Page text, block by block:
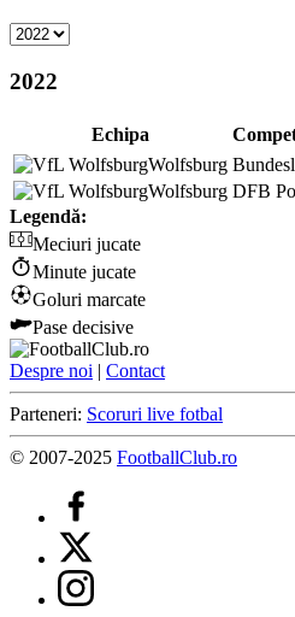
2022
Echipa
Wolfsburg
Wolfsburg DFB
Legendă:
Meciuri jucate
Minute jucate
Goluri marcate
Pase decisive
Despre noi | Contact
Parteneri: Scoruri live fotbal
© 2007-2025 FootballClub.ro